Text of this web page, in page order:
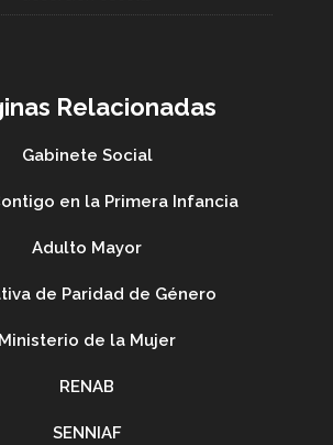
Relacionadas
Gabinete Social
en la Primera Infancia
Adulto Mayor
de Paridad de Género
Ministerio de la Mujer
RENAB
SENNIAF